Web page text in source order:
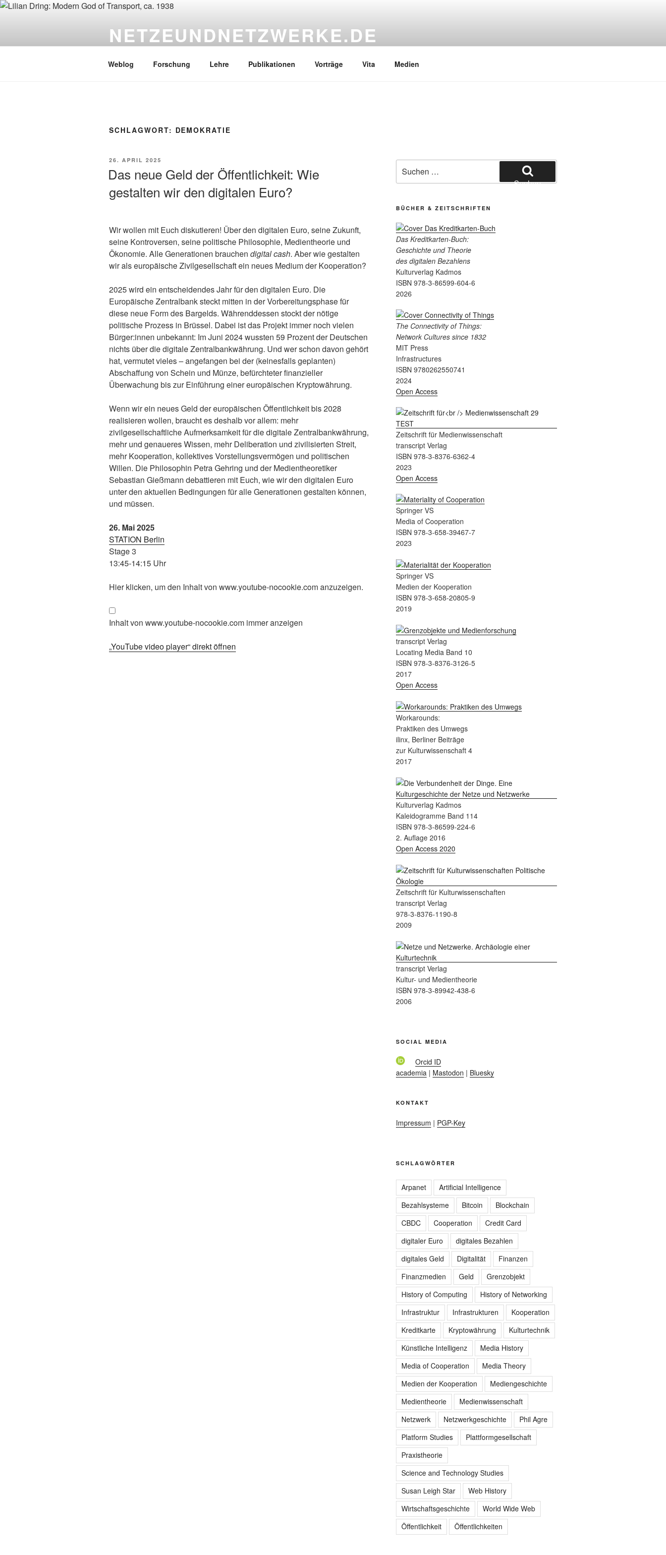
Zum
NETZEUNDNETZWERKE.DE
Weblog Forschung Lehre Publikationen Vorträge Vita Medien
SCHLAGWORT: DEMOKRATIE
VERÖFFENTLICHT
26. APRIL 2025
Das neue Geld der Öffentlichkeit: Wie
gestalten wir den digitalen Euro?
Wir wollen mit Euch diskutieren! Über den digitalen Euro, seine Zukunft,
seine Kontroversen, seine politische Philosophie, Medientheorie und
Ökonomie. Alle Generationen brauchen digital cash. Aber wie gestalten
wir als europäische Zivilgesellschaft ein neues Medium der Kooperation?
2025 wird ein entscheidendes Jahr für den digitalen Euro. Die
Europäische Zentralbank steckt mitten in der Vorbereitungsphase für
diese neue Form des Bargelds. Währenddessen stockt der nötige
politische Prozess in Brüssel. Dabei ist das Projekt immer noch vielen
Bürger:innen unbekannt: Im Juni 2024 wussten 59 Prozent der Deutschen
nichts über die digitale Zentralbankwährung. Und wer schon davon gehört
hat, vermutet vieles – angefangen bei der (keinesfalls geplanten)
Abschaffung von Schein und Münze, befürchteter finanzieller
Überwachung bis zur Einführung einer europäischen Kryptowährung.
Wenn wir ein neues Geld der europäischen Öffentlichkeit bis 2028
realisieren wollen, braucht es deshalb vor allem: mehr
zivilgesellschaftliche Aufmerksamkeit für die digitale Zentralbankwährung,
mehr und genaueres Wissen, mehr Deliberation und zivilisierten Streit,
mehr Kooperation, kollektives Vorstellungsvermögen und politischen
Willen. Die Philosophin Petra Gehring und der Medientheoretiker
Sebastian Gießmann debattieren mit Euch, wie wir den digitalen Euro
unter den aktuellen Bedingungen für alle Generationen gestalten können,
und müssen.
26. Mai 2025
STATION Berlin
Stage 3
13:45-14:15 Uhr
„YouTube
player“
von
nocookie.com
Hier klicken, um den Inhalt von www.youtube-nocookie.com anzuzeigen.
Inhalt von www.youtube-nocookie.com immer anzeigen
„YouTube video player“ direkt öffnen
nach:
Suchen
BÜCHER & ZEITSCHRIFTEN
Das Kreditkarten-Buch:
Geschichte und Theorie
des digitalen Bezahlens
Kulturverlag Kadmos
ISBN 978-3-86599-604-6
2026
The Connectivity of Things:
Network Cultures since 1832
MIT Press
Infrastructures
ISBN 9780262550741
2024
Open Access
Zeitschrift für Medienwissenschaft
transcript Verlag
ISBN 978-3-8376-6362-4
2023
Open Access
Springer VS
Media of Cooperation
ISBN 978-3-658-39467-7
2023
Springer VS
Medien der Kooperation
ISBN 978-3-658-20805-9
2019
transcript Verlag
Locating Media Band 10
ISBN 978-3-8376-3126-5
2017
Open Access
Workarounds:
Praktiken des Umwegs
ilinx, Berliner Beiträge
zur Kulturwissenschaft 4
2017
Kulturverlag Kadmos
Kaleidogramme Band 114
ISBN 978-3-86599-224-6
2. Auflage 2016
Open Access 2020
Zeitschrift für Kulturwissenschaften
transcript Verlag
978-3-8376-1190-8
2009
transcript Verlag
Kultur- und Medientheorie
ISBN 978-3-89942-438-6
2006
SOCIAL MEDIA
Orcid ID
academia | Mastodon | Bluesky
KONTAKT
Impressum | PGP-Key
SCHLAGWÖRTER
Arpanet
Artificial Intelligence
Bezahlsysteme
Bitcoin
Blockchain
CBDC
Cooperation
Credit Card
digitaler Euro
digitales Bezahlen
digitales Geld
Digitalität
Finanzen
Finanzmedien
Geld
Grenzobjekt
History of Computing
History of Networking
Infrastruktur
Infrastrukturen
Kooperation
Kreditkarte
Kryptowährung
Kulturtechnik
Künstliche Intelligenz
Media History
Media of Cooperation
Media Theory
Medien der Kooperation
Mediengeschichte
Medientheorie
Medienwissenschaft
Netzwerk
Netzwerkgeschichte
Phil Agre
Platform Studies
Plattformgesellschaft
Praxistheorie
Science and Technology Studies
Susan Leigh Star
Web History
Wirtschaftsgeschichte
World Wide Web
Öffentlichkeit
Öffentlichkeiten